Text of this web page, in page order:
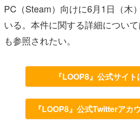
PC（Steam）向けに6月1日（木
いる。本件に関する詳細につい
も参照されたい。
『LOOP8』公式サイ
『LOOP8』公式Twitterアカ